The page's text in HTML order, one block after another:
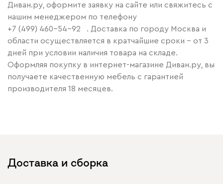
Диван.ру, оформите заявку на сайте или свяжитесь с
нашим менеджером по телефону
+7 (499) 460-54-92
. Доставка по городу Москва и
области осуществляется в кратчайшие сроки – от 3
дней при условии наличия товара на складе.
Оформляя покупку в интернет-магазине Диван.ру, вы
получаете качественную мебель с гарантией
производителя 18 месяцев.
Доставка и сборка